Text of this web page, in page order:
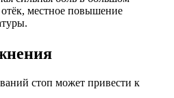
отёк, местное повышение
стоп может привести к